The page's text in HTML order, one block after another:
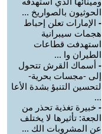
الحوثيون بالصواريخ ...
- الإمارات تعلن إحباط
هجمات سيبرانية
استهدفت قطاعات
الطيران وا ...
- أسماك القرش تتحول
إلى -مجسات بحرية-
لتحسين التنبؤ بشدة الأعا
...
- خبيرة تغذية تحذر من
الجعة: تأثيرها لا يختلف
عن المشروبات الك ...